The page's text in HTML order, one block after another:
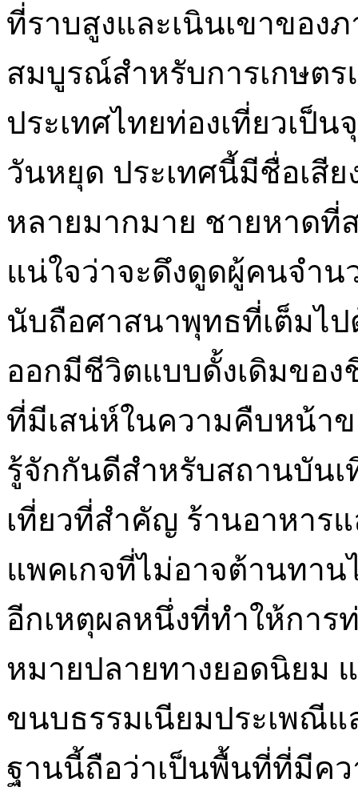
ที่ราบสูงและเนินเขาของ
สมบูรณ์สำหรับการเกษตร
ประเทศไทยท่องเที่ยวเป็
วันหยุด ประเทศนี้มีชื่อเสี
หลายมากมาย ชายหาดที่
แน่ใจว่าจะดึงดูดผู้คนจำน
นับถือศาสนาพุทธที่เต็มไ
ออกมีชีวิตแบบดั้งเดิมของ
ที่มีเสน่ห์ในความคืบหน้าข
รู้จักกันดีสำหรับสถานบัน
เที่ยวที่สำคัญ ร้านอาหาร
แพคเกจที่ไม่อาจต้านทา
อีกเหตุผลหนึ่งที่ทำให้การ
หมายปลายทางยอดนิยม
ขนบธรรมเนียมประเพณี
ฐานนี้ถือว่าเป็นพื้นที่ที่มีค